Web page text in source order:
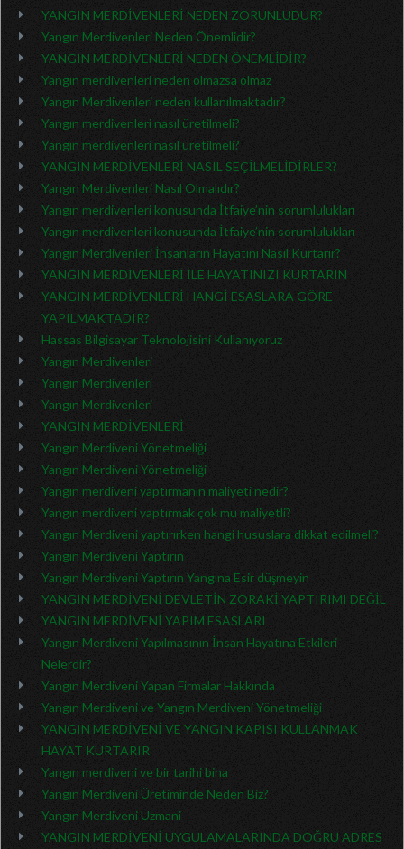
YANGIN MERDİVENLERİ NEDEN ZORUNLUDUR?
Yangın Merdivenleri Neden Önemlidir?
YANGIN MERDİVENLERİ NEDEN ÖNEMLİDİR?
Yangın merdivenleri neden olmazsa olmaz
Yangın Merdivenleri neden kullanılmaktadır?
Yangın merdivenleri nasıl üretilmeli?
Yangın merdivenleri nasıl üretilmeli?
YANGIN MERDİVENLERİ NASIL SEÇİLMELİDİRLER?
Yangın Merdivenleri Nasıl Olmalıdır?
Yangın merdivenleri konusunda İtfaiye’nin sorumlulukları
Yangın merdivenleri konusunda İtfaiye’nin sorumlulukları
Yangın Merdivenleri İnsanların Hayatını Nasıl Kurtarır?
YANGIN MERDİVENLERİ İLE HAYATINIZI KURTARIN
YANGIN MERDİVENLERİ HANGİ ESASLARA GÖRE
YAPILMAKTADIR?
Hassas Bilgisayar Teknolojisini Kullanıyoruz
Yangın Merdivenleri
Yangın Merdivenleri
Yangın Merdivenleri
YANGIN MERDİVENLERİ
Yangın Merdiveni Yönetmeliği
Yangın Merdiveni Yönetmeliği
Yangın merdiveni yaptırmanın maliyeti nedir?
Yangın merdiveni yaptırmak çok mu maliyetli?
Yangın Merdiveni yaptırırken hangi hususlara dikkat edilmeli?
Yangın Merdiveni Yaptırın
Yangın Merdiveni Yaptırın Yangına Esir düşmeyin
YANGIN MERDİVENİ DEVLETİN ZORAKİ YAPTIRIMI DEĞİL
YANGIN MERDİVENİ YAPIM ESASLARI
Yangın Merdiveni Yapılmasının İnsan Hayatına Etkileri
Nelerdir?
Yangın Merdiveni Yapan Firmalar Hakkında
Yangın Merdiveni ve Yangın Merdiveni Yönetmeliği
YANGIN MERDİVENİ VE YANGIN KAPISI KULLANMAK
HAYAT KURTARIR
Yangın merdiveni ve bir tarihi bina
Yangın Merdiveni Üretiminde Neden Biz?
Yangın Merdiveni Uzmani
YANGIN MERDİVENİ UYGULAMALARINDA DOĞRU ADRES